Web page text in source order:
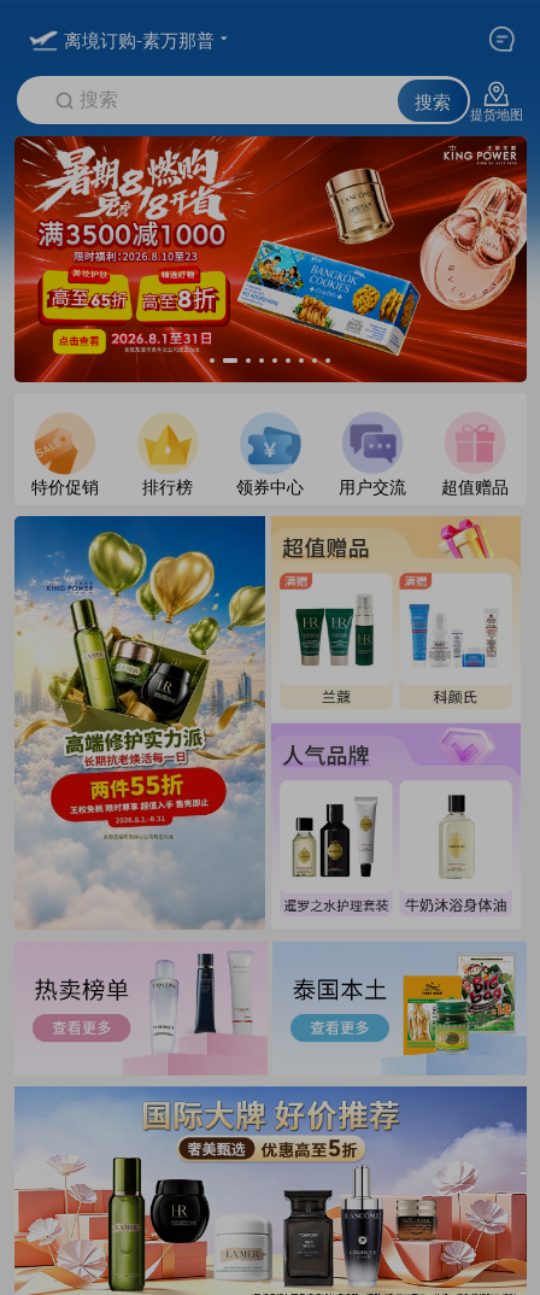
离境订购-素万那普
搜索 搜索
提货地图
特价促销 排行榜 领券中心 用户交流 超值赠品